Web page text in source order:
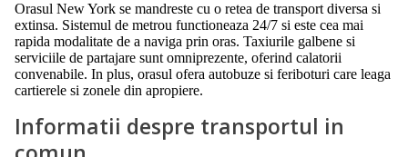
Orasul New York se mandreste cu o retea de transport diversa si
extinsa. Sistemul de metrou functioneaza 24/7 si este cea mai
rapida modalitate de a naviga prin oras. Taxiurile galbene si
serviciile de partajare sunt omniprezente, oferind calatorii
convenabile. In plus, orasul ofera autobuze si feriboturi care leaga
cartierele si zonele din apropiere.
Informatii despre transportul in